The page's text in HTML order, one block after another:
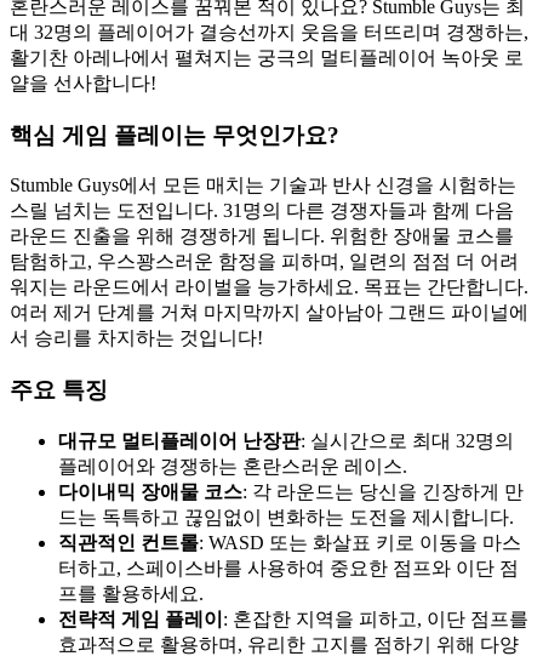
혼란스러운 레이스를 꿈꿔본 적이 있나요? Stumble Guys는 최
대 32명의 플레이어가 결승선까지 웃음을 터뜨리며 경쟁하는,
활기찬 아레나에서 펼쳐지는 궁극의 멀티플레이어 녹아웃 로
얄을 선사합니다!
핵심 게임 플레이는 무엇인가요?
Stumble Guys에서 모든 매치는 기술과 반사 신경을 시험하는
스릴 넘치는 도전입니다. 31명의 다른 경쟁자들과 함께 다음
라운드 진출을 위해 경쟁하게 됩니다. 위험한 장애물 코스를
탐험하고, 우스꽝스러운 함정을 피하며, 일련의 점점 더 어려
워지는 라운드에서 라이벌을 능가하세요. 목표는 간단합니다.
여러 제거 단계를 거쳐 마지막까지 살아남아 그랜드 파이널에
서 승리를 차지하는 것입니다!
주요 특징
대규모 멀티플레이어 난장판: 실시간으로 최대 32명의
플레이어와 경쟁하는 혼란스러운 레이스.
다이내믹 장애물 코스: 각 라운드는 당신을 긴장하게 만
드는 독특하고 끊임없이 변화하는 도전을 제시합니다.
직관적인 컨트롤: WASD 또는 화살표 키로 이동을 마스
터하고, 스페이스바를 사용하여 중요한 점프와 이단 점
프를 활용하세요.
전략적 게임 플레이 : 혼잡한 지역을 피하고, 이단 점프를
효과적으로 활용하며, 유리한 고지를 점하기 위해 다양